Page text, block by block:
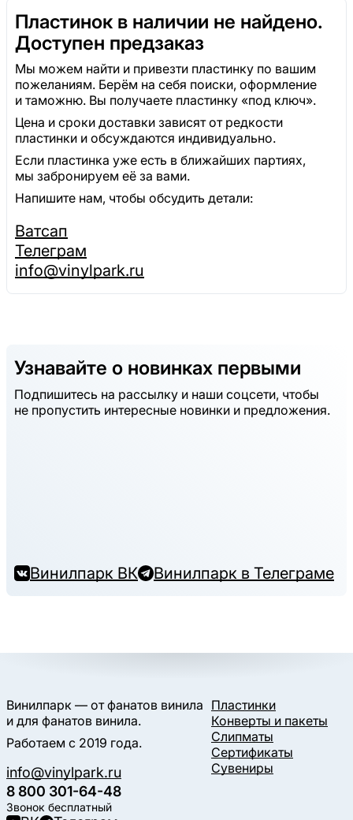
Пластинок в наличии не найдено.
Доступен предзаказ
Мы можем найти и привезти пластинку по вашим
пожеланиям. Берём на себя поиски, оформление
и таможню. Вы получаете пластинку «под ключ».
Цена и сроки доставки зависят от редкости
пластинки и обсуждаются индивидуально.
Если пластинка уже есть в ближайших партиях,
мы забронируем её за вами.
Напишите нам, чтобы обсудить детали:
Ватсап
Телеграм
info@vinylpark.ru
Узнавайте о новинках первыми
Подпишитесь на рассылку и наши соцсети, чтобы
не пропустить интересные новинки и предложения.
Винилпарк ВК Винилпарк в Телеграме
Винилпарк — от фанатов винила
и для фанатов винила.
Работаем с 2019 года.
info@vinylpark.ru
8 800 301-64-48
Звонок бесплатный
Пластинки
Конверты и пакеты
Слипматы
Сертификаты
Сувениры